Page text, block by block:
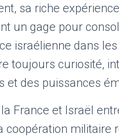
sa riche
un gage pour
israélienne dans
toujours curiosité,
et des puissances
la France et Israël
coopération militaire